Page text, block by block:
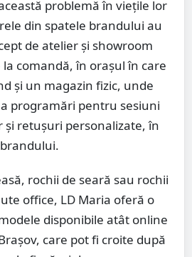
problemă în viețile lor
din spatele brandului au
de atelier și showroom
comandă, în orașul în care
și un magazin fizic, unde
programări pentru sesiuni
și retușuri personalizate, în
rochii de seară sau rochii
office, LD Maria oferă o
disponibile atât online
care pot fi croite după